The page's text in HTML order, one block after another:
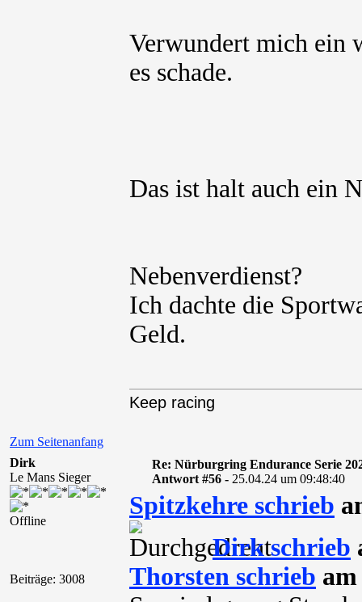
Verwundert mich ein
es schade.
Das ist halt auch ein
Nebenverdienst?
Ich dachte die
Geld.
Zum Seitenanfang
Keep racing
Dirk
Le Mans Sieger
Offline
Beiträge: 3008
Re: Nürburgring Endurance Serie
Antwort #56 - 25.04.24 um 09:48:40
Spitzkehre schrieb
Dirk schrieb
Thorsten schrieb